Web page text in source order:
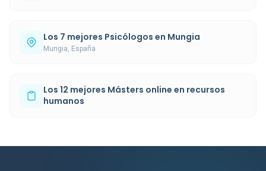
Los 7 mejores Psicólogos en Mungia
Mungia, España
Los 12 mejores Másters online en recursos
humanos